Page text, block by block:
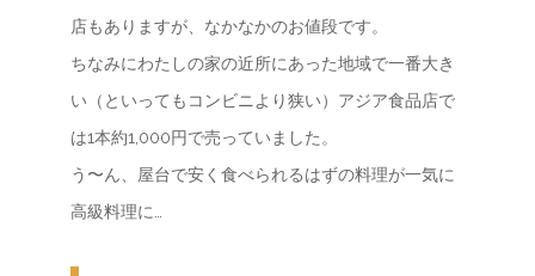
店もありますが、なかなかのお値段です。
ちなみにわたしの家の近所にあった地域で一番大き
い（といってもコンビニより狭い）アジア食品店で
は1本約1,000円で売っていました。
う〜ん、屋台で安く食べられるはずの料理が一気に
高級料理に…